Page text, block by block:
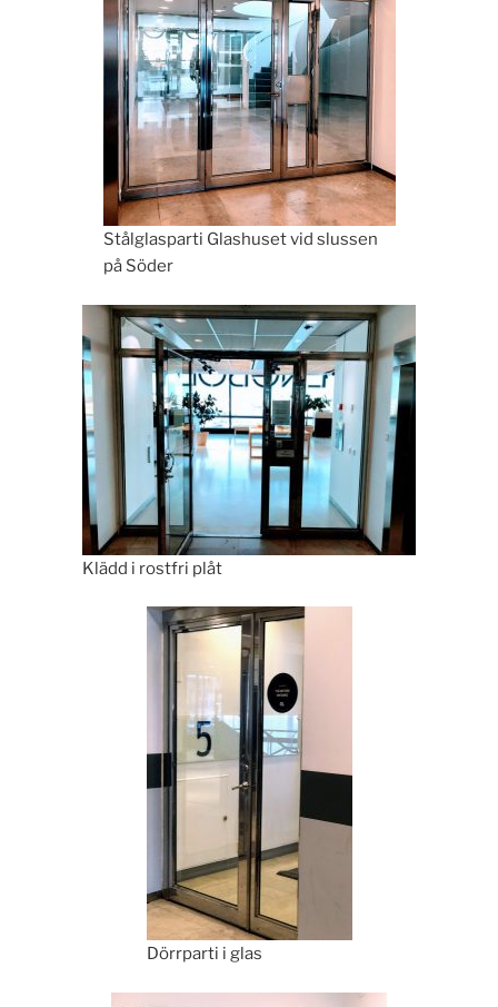
Stålglasparti Glashuset vid slussen
på Söder
Klädd i rostfri plåt
Dörrparti i glas